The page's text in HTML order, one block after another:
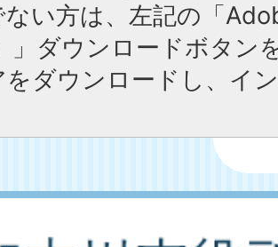
ない方は、左記の「
」ダウンロードボタン
をダウンロードし、イ